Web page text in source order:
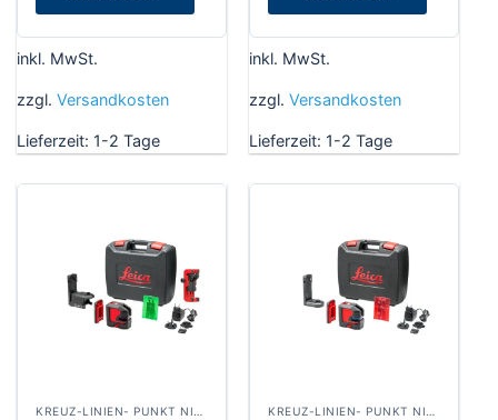
inkl. MwSt.
zzgl. Versandkosten
Lieferzeit: 1-2 Tage
inkl. MwSt.
zzgl. Versandkosten
Lieferzeit: 1-2 Tage